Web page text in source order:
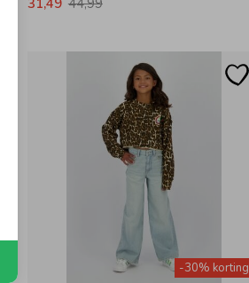
31,49 44,99
-30% korting